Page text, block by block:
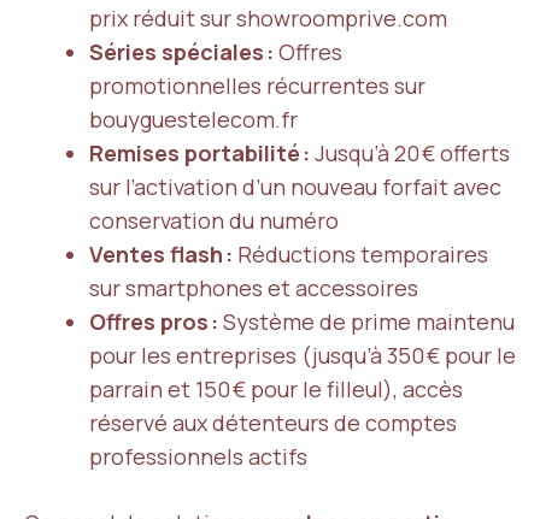
prix réduit sur showroomprive.com
Séries spéciales : Offres
promotionnelles récurrentes sur
bouyguestelecom.fr
Remises portabilité : Jusqu’à 20 € offerts
sur l’activation d’un nouveau forfait avec
conservation du numéro
Ventes flash : Réductions temporaires
sur smartphones et accessoires
Offres pros : Système de prime maintenu
pour les entreprises (jusqu’à 350 € pour le
parrain et 150 € pour le filleul), accès
réservé aux détenteurs de comptes
professionnels actifs